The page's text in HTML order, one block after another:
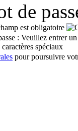
de
pour poursuivre